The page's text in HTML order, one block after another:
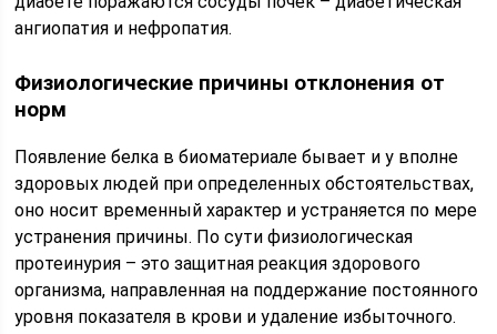
ангиопатия и нефропатия.
Физиологические причины отклонения от
норм
Появление белка в биоматериале бывает и у вполне
здоровых людей при определенных обстоятельствах,
оно носит временный характер и устраняется по мере
устранения причины. По сути физиологическая
протеинурия – это защитная реакция здорового
организма, направленная на поддержание постоянного
уровня показателя в крови и удаление избыточного.